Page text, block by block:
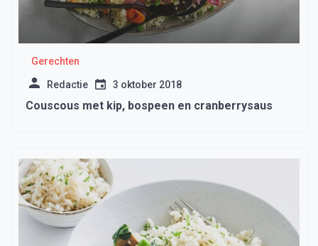
Gerechten
Redactie 3 oktober 2018
Couscous met kip, bospeen en cranberrysaus